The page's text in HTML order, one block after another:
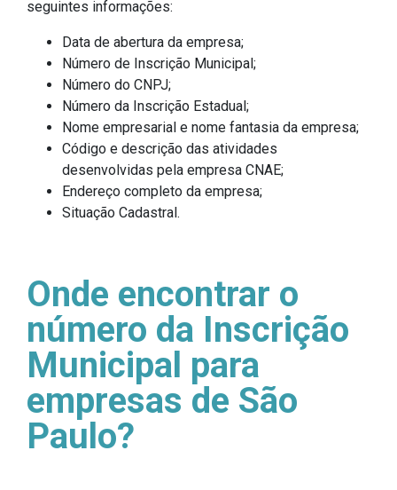
seguintes informações:
Data de abertura da empresa;
Número de Inscrição Municipal;
Número do CNPJ;
Número da Inscrição Estadual;
Nome empresarial e nome fantasia da empresa;
Código e descrição das atividades
desenvolvidas pela empresa CNAE;
Endereço completo da empresa;
Situação Cadastral.
Onde encontrar o
número da Inscrição
Municipal para
empresas de São
Paulo?